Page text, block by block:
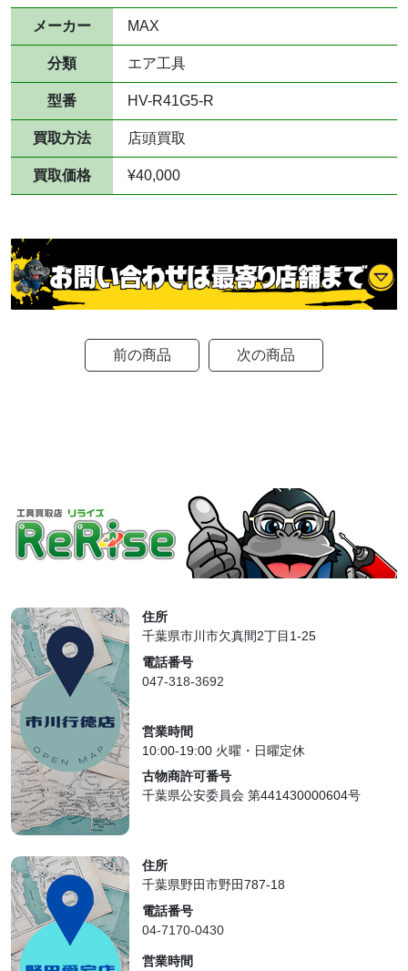
メーカー MAX
分類 エア工具
型番 HV-R41G5-R
買取方法 店頭買取
買取価格 ¥40,000
前の商品 次の商品
住所
千葉県市川市欠真間2丁目1-25
電話番号
047-318-3692
営業時間
10:00-19:00 火曜・日曜定休
古物商許可番号
千葉県公安委員会 第441430000604号
住所
千葉県野田市野田787-18
電話番号
04-7170-0430
営業時間